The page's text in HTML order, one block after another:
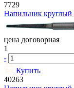
7729
Напильник круглый
цена договорная
1
-
Купить
40263